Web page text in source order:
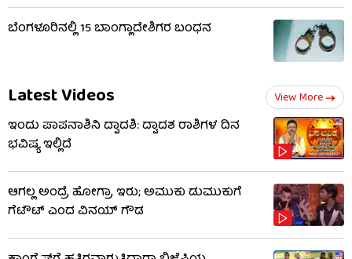
ಬೆಂಗಳೂರಿನಲ್ಲಿ 15 ಬಾಂಗ್ಲಾದೇಶಿಗರ ಬಂಧನ
Latest Videos View More
ಇಂದು ಪಾಪನಾಶಿನಿ ದ್ವಾದಶಿ: ದ್ವಾದಶ ರಾಶಿಗಳ ದಿನ
ಭವಿಷ್ಯ ಇಲ್ಲಿದೆ
ಆಗಲ್ಲ ಅಂದ್ರೆ ಹೋಗ್ರಾ ಇರು; ಅಮುಕು ಡುಮುಕುಗೆ
ಗೆಟೌಟ್ ಎಂದ ವಿನಯ್ ಗೌಡ